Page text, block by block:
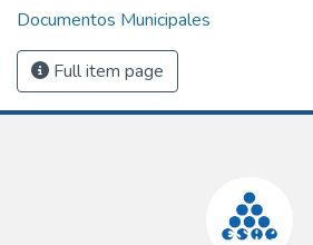
Documentos Municipales
Full item page